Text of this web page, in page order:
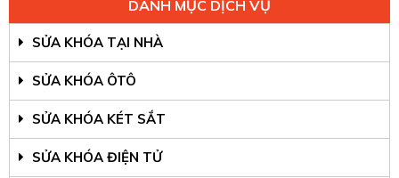
DANH MỤC DỊCH VỤ
SỬA KHÓA TẠI NHÀ
SỬA KHÓA ÔTÔ
SỬA KHÓA KÉT SẮT
SỬA KHÓA ĐIỆN TỬ